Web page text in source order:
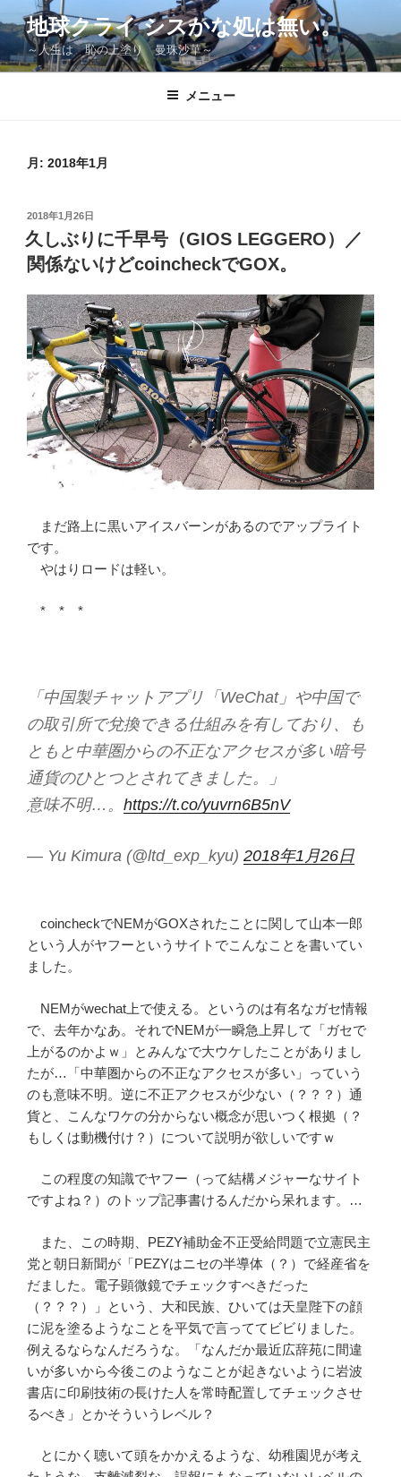
ン
テ
ン
地球クライ シスかな処は無い。
～人生は 恥の上塗り 曼珠沙華～
メニュー
月: 2018年1月
投
稿
日:
2018年1月26日
久しぶりに千早号（GIOS LEGGERO）／
関係ないけどcoincheckでGOX。
まだ路上に黒いアイスバーンがあるのでアップライト
です。
やはりロードは軽い。
* * *
「中国製チャットアプリ「WeChat」や中国で
の取引所で兌換できる仕組みを有しており、も
ともと中華圏からの不正なアクセスが多い暗号
通貨のひとつとされてきました。」
意味不明…。 https://t.co/yuvrn6B5nV
— Yu Kimura (@ltd_exp_kyu) 2018年1月26日
coincheckでNEMがGOXされたことに関して山本一郎
という人がヤフーというサイトでこんなことを書いてい
ました。
NEMがwechat上で使える。というのは有名なガセ情報
で、去年かなあ。それでNEMが一瞬急上昇して「ガセで
上がるのかよｗ」とみんなで大ウケしたことがありまし
たが…「中華圏からの不正なアクセスが多い」っていう
のも意味不明。逆に不正アクセスが少ない（？？？）通
貨と、こんなワケの分からない概念が思いつく根拠（？
もしくは動機付け？）について説明が欲しいですｗ
この程度の知識でヤフー（って結構メジャーなサイト
ですよね？）のトップ記事書けるんだから呆れます。…
また、この時期、PEZY補助金不正受給問題で立憲民主
党と朝日新聞が「PEZYはニセの半導体（？）で経産省を
だました。電子顕微鏡でチェックすべきだった
（？？？）」という、大和民族、ひいては天皇陛下の顔
に泥を塗るようなことを平気で言っててビビりました。
例えるならなんだろうな。「なんだか最近広辞苑に間違
いが多いから今後このようなことが起きないように岩波
書店に印刷技術の長けた人を常時配置してチェックさせ
るべき」とかそういうレベル？
とにかく聴いて頭をかかえるような、幼稚園児が考え